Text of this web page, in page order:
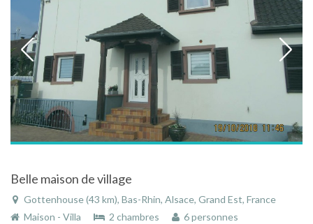
Belle maison de village
Gottenhouse (43 km), Bas-Rhin, Alsace, Grand Est, France
Maison - Villa
2 chambres 6 personnes